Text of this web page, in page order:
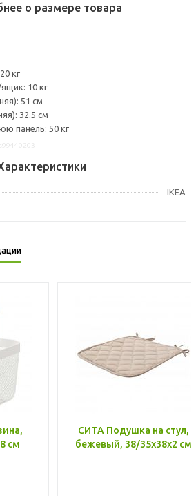
о размере товара
кг
10 кг
51 см
32.5 см
панель: 50 кг
IKEA
см
СИТА Подушка на стул,
бежевый, 38/35x38x2 см